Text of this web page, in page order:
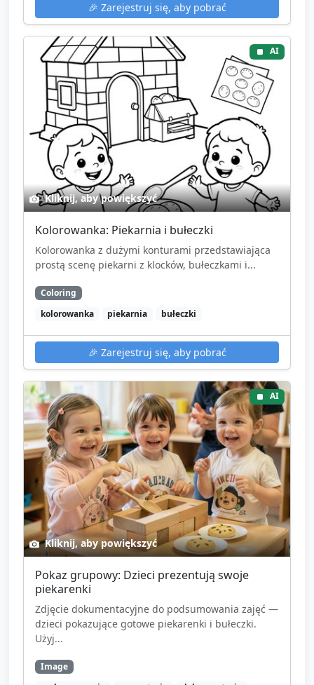
🎉 Zarejestruj się, aby pobrać
AI
Kliknij, aby powiększyć
Kolorowanka: Piekarnia i bułeczki
Kolorowanka z dużymi konturami przedstawiająca
prostą scenę piekarni z klocków, bułeczkami i...
Coloring
kolorowanka
piekarnia bułeczki
🎉 Zarejestruj się, aby pobrać
AI
Kliknij, aby powiększyć
Pokaz grupowy: Dzieci prezentują swoje
piekarenki
Zdjęcie dokumentacyjne do podsumowania zajęć —
dzieci pokazujące gotowe piekarenki i bułeczki.
Użyj...
Image